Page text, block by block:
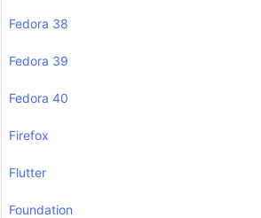
Fedora 38
Fedora 39
Fedora 40
Firefox
Flutter
Foundation